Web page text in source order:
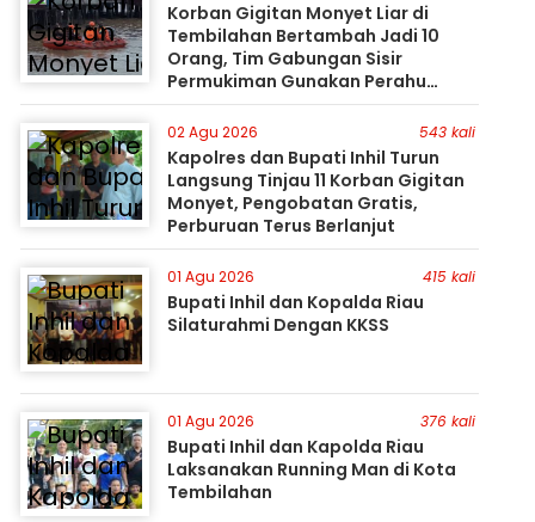
Korban Gigitan Monyet Liar di
Tembilahan Bertambah Jadi 10
Orang, Tim Gabungan Sisir
Permukiman Gunakan Perahu
Karet
02 Agu 2026 543 kali
Kapolres dan Bupati Inhil Turun
Langsung Tinjau 11 Korban Gigitan
Monyet, Pengobatan Gratis,
Perburuan Terus Berlanjut
01 Agu 2026 415 kali
Bupati Inhil dan Kopalda Riau
Silaturahmi Dengan KKSS
01 Agu 2026 376 kali
Bupati Inhil dan Kapolda Riau
Laksanakan Running Man di Kota
Tembilahan